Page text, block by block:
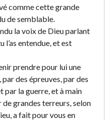
comme cette grande
de semblable.
la voix de Dieu parlant
l’as entendue, et est
prendre pour lui une
des épreuves, par des
par la guerre, et à main
grandes terreurs, selon
a fait pour vous en